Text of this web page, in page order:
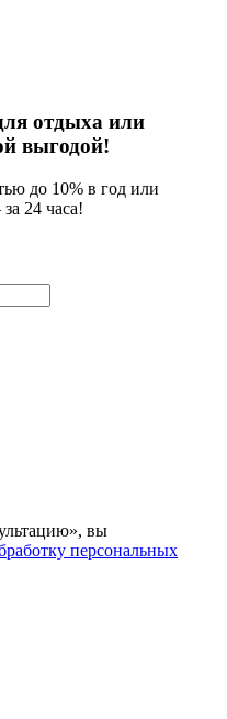
отдыха или
выгодой!
до 10% в год или
24 часа!
вы
персональных
в Zire Wongamat